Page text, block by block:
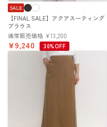
【FINAL SALE】アクアスーティング
ブラウス
SALE
通常販売価格 ¥13,200
¥9,240 30%OFF